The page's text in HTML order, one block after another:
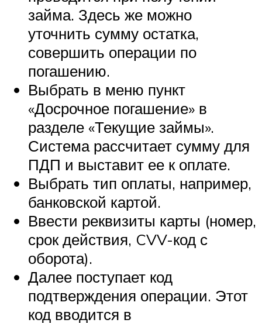
займа. Здесь же можно
уточнить сумму остатка,
совершить операции по
погашению.
Выбрать в меню пункт
«Досрочное погашение» в
разделе «Текущие займы».
Система рассчитает сумму для
ПДП и выставит ее к оплате.
Выбрать тип оплаты, например,
банковской картой.
Ввести реквизиты карты (номер,
срок действия, CVV-код с
оборота).
Далее поступает код
подтверждения операции. Этот
код вводится в